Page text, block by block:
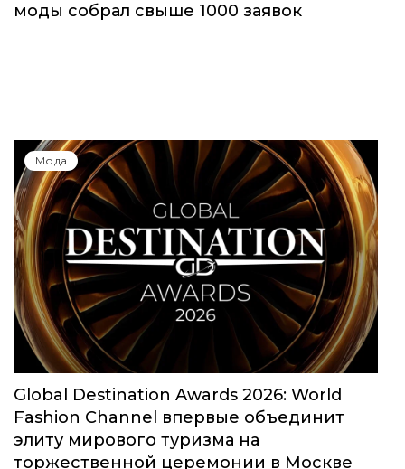
моды собрал свыше 1000 заявок
Мода
Global Destination Awards 2026: World
Fashion Channel впервые объединит
элиту мирового туризма на
торжественной церемонии в Москве